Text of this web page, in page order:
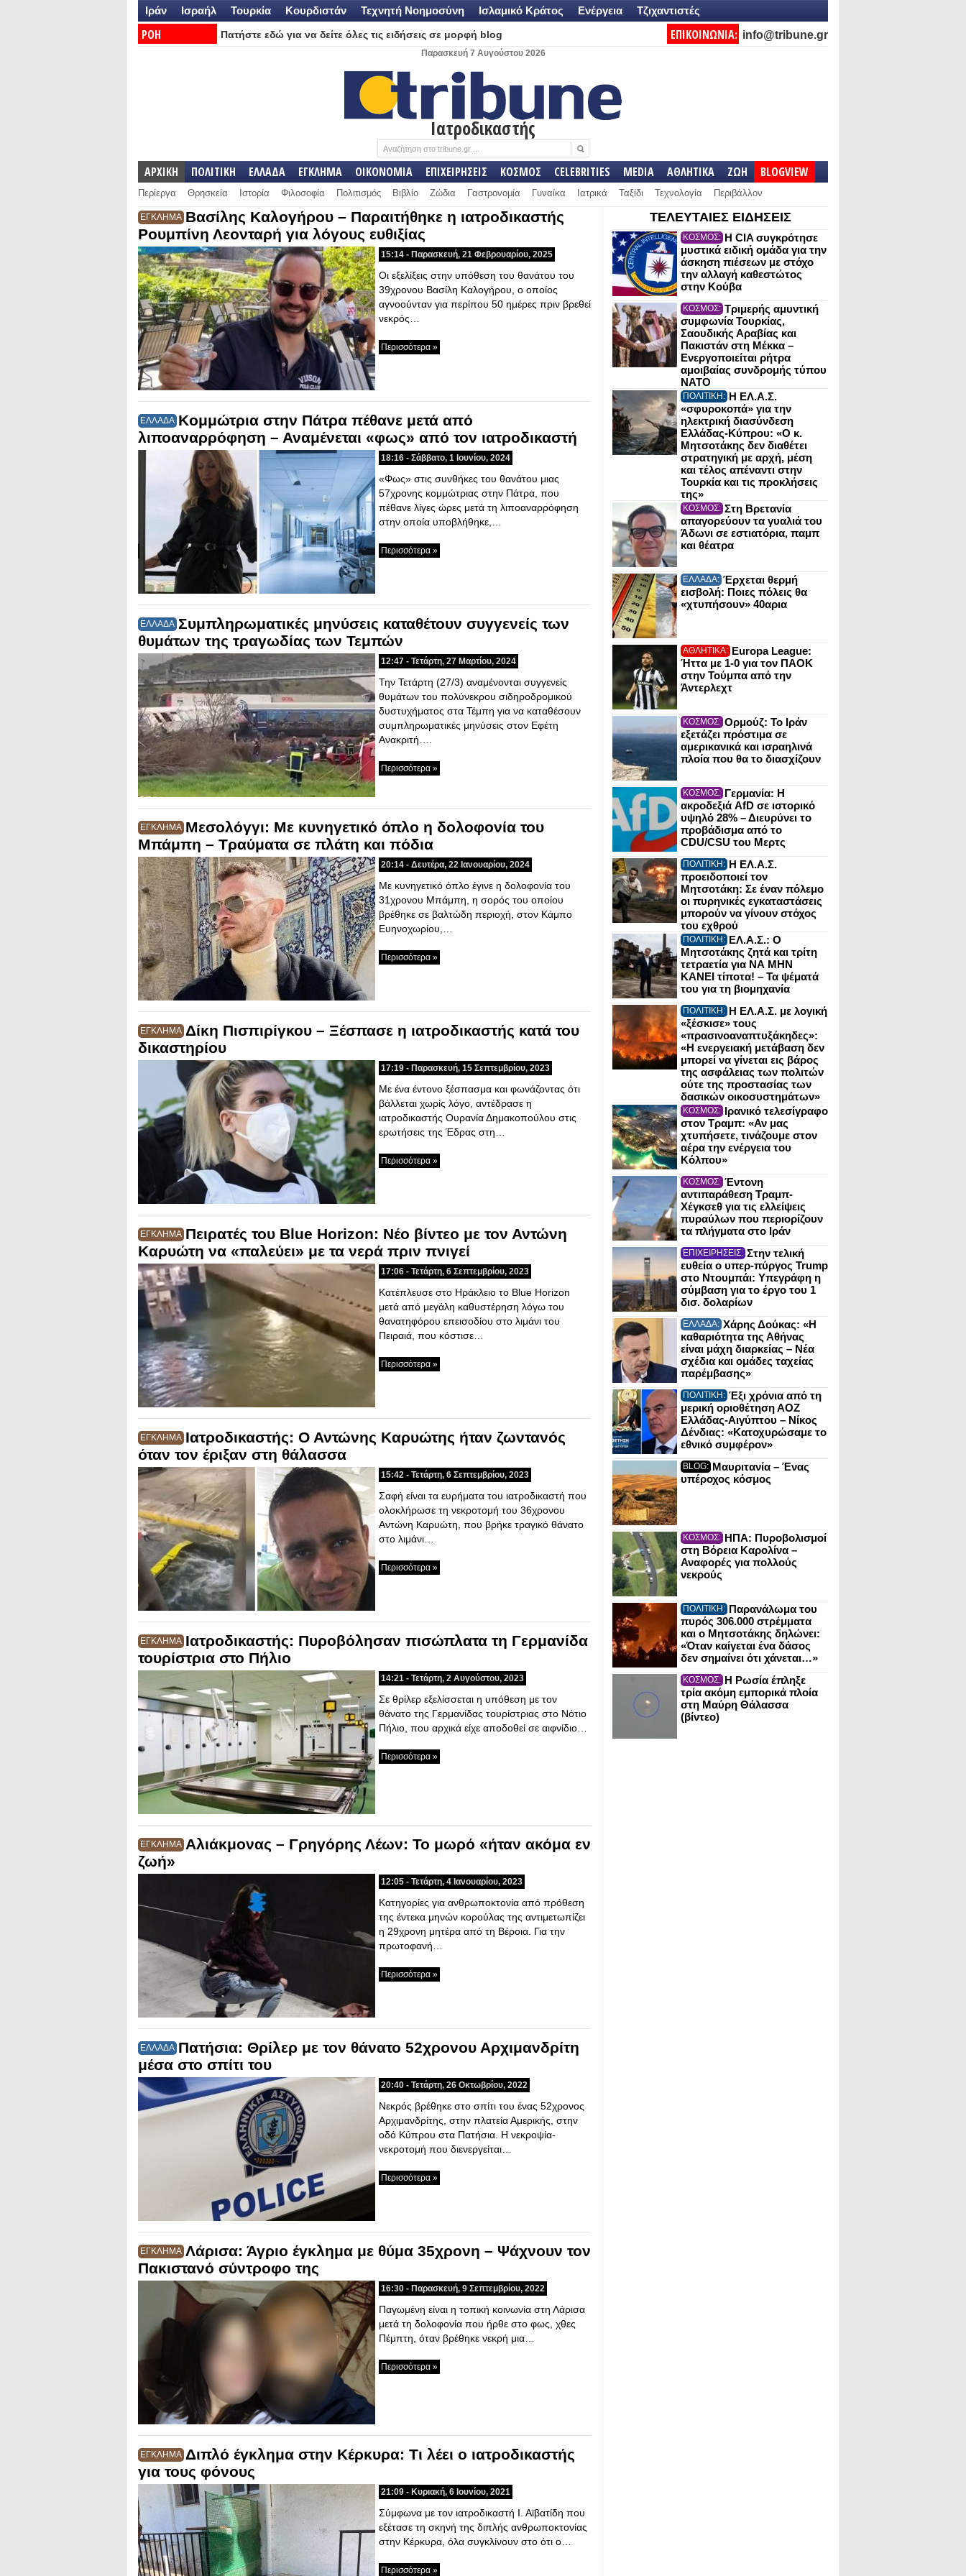
Ιράν Ισραήλ Τουρκία Κουρδιστάν Τεχνητή Νοημοσύνη Ισλαμικό Κράτος Ενέργεια Τζιχαντιστές
ΡΟΗ
Πατήστε εδώ για να δείτε όλες τις ειδήσεις σε μορφή blog ΕΠΙΚΟΙΝΩΝΙΑ: info@tribune.gr
Παρασκευή 7 Αυγούστου 2026
Ιατροδικαστής
ΑΡΧΙΚΗ ΠΟΛΙΤΙΚΗ ΕΛΛΑΔΑ ΕΓΚΛΗΜΑ ΟΙΚΟΝΟΜΙΑ ΕΠΙΧΕΙΡΗΣΕΙΣ ΚΟΣΜΟΣ CELEBRITIES MEDIA ΑΘΛΗΤΙΚΑ ΖΩΗ BLOGVIEW
Περίεργα Θρησκεία Ιστορία Φιλοσοφία Πολιτισμός Βιβλίο Ζώδια Γαστρονομία Γυναίκα Ιατρικά Ταξίδι Τεχνολογία Περιβάλλον
ΕΓΚΛΗΜΑ Βασίλης Καλογήρου – Παραιτήθηκε η ιατροδικαστής
Ρουμπίνη Λεονταρή για λόγους ευθιξίας
15:14 - Παρασκευή, 21 Φεβρουαρίου, 2025
Οι εξελίξεις στην υπόθεση του θανάτου του
39χρονου Βασίλη Καλογήρου, ο οποίος
αγνοούνταν για περίπου 50 ημέρες πριν βρεθεί
νεκρός…
Περισσότερα »
ΕΛΛΑΔΑ Κομμώτρια στην Πάτρα πέθανε μετά από
λιποαναρρόφηση – Αναμένεται «φως» από τον ιατροδικαστή
18:16 - Σάββατο, 1 Ιουνίου, 2024
«Φως» στις συνθήκες του θανάτου μιας
57χρονης κομμώτριας στην Πάτρα, που
πέθανε λίγες ώρες μετά τη λιποαναρρόφηση
στην οποία υποβλήθηκε,…
Περισσότερα »
ΕΛΛΑΔΑ Συμπληρωματικές μηνύσεις καταθέτουν συγγενείς των
θυμάτων της τραγωδίας των Τεμπών
12:47 - Τετάρτη, 27 Μαρτίου, 2024
Την Τετάρτη (27/3) αναμένονται συγγενείς
θυμάτων του πολύνεκρου σιδηροδρομικού
δυστυχήματος στα Τέμπη για να καταθέσουν
συμπληρωματικές μηνύσεις στον Εφέτη
Ανακριτή….
Περισσότερα »
ΕΓΚΛΗΜΑ Μεσολόγγι: Με κυνηγετικό όπλο η δολοφονία του
Μπάμπη – Τραύματα σε πλάτη και πόδια
20:14 - Δευτέρα, 22 Ιανουαρίου, 2024
Με κυνηγετικό όπλο έγινε η δολοφονία του
31χρονου Μπάμπη, η σορός του οποίου
βρέθηκε σε βαλτώδη περιοχή, στον Κάμπο
Ευηνοχωρίου,…
Περισσότερα »
ΕΓΚΛΗΜΑ Δίκη Πισπιρίγκου – Ξέσπασε η ιατροδικαστής κατά του
δικαστηρίου
17:19 - Παρασκευή, 15 Σεπτεμβρίου, 2023
Με ένα έντονο ξέσπασμα και φωνάζοντας ότι
βάλλεται χωρίς λόγο, αντέδρασε η
ιατροδικαστής Ουρανία Δημακοπούλου στις
ερωτήσεις της Έδρας στη…
Περισσότερα »
ΕΓΚΛΗΜΑ Πειρατές του Blue Horizon: Νέο βίντεο με τον Αντώνη
Καρυώτη να «παλεύει» με τα νερά πριν πνιγεί
17:06 - Τετάρτη, 6 Σεπτεμβρίου, 2023
Κατέπλευσε στο Ηράκλειο το Blue Horizon
μετά από μεγάλη καθυστέρηση λόγω του
θανατηφόρου επεισοδίου στο λιμάνι του
Πειραιά, που κόστισε…
Περισσότερα »
ΕΓΚΛΗΜΑ Ιατροδικαστής: Ο Αντώνης Καρυώτης ήταν ζωντανός
όταν τον έριξαν στη θάλασσα
15:42 - Τετάρτη, 6 Σεπτεμβρίου, 2023
Σαφή είναι τα ευρήματα του ιατροδικαστή που
ολοκλήρωσε τη νεκροτομή του 36χρονου
Αντώνη Καρυώτη, που βρήκε τραγικό θάνατο
στο λιμάνι…
Περισσότερα »
ΕΓΚΛΗΜΑ Ιατροδικαστής: Πυροβόλησαν πισώπλατα τη Γερμανίδα
τουρίστρια στο Πήλιο
14:21 - Τετάρτη, 2 Αυγούστου, 2023
Σε θρίλερ εξελίσσεται η υπόθεση με τον
θάνατο της Γερμανίδας τουρίστριας στο Νότιο
Πήλιο, που αρχικά είχε αποδοθεί σε αιφνίδιο…
Περισσότερα »
ΕΓΚΛΗΜΑ Αλιάκμονας – Γρηγόρης Λέων: Το μωρό «ήταν ακόμα εν
ζωή»
12:05 - Τετάρτη, 4 Ιανουαρίου, 2023
Κατηγορίες για ανθρωποκτονία από πρόθεση
της έντεκα μηνών κορούλας της αντιμετωπίζει
η 29χρονη μητέρα από τη Βέροια. Για την
πρωτοφανή…
Περισσότερα »
ΕΛΛΑΔΑ Πατήσια: Θρίλερ με τον θάνατο 52χρονου Αρχιμανδρίτη
μέσα στο σπίτι του
20:40 - Τετάρτη, 26 Οκτωβρίου, 2022
Νεκρός βρέθηκε στο σπίτι του ένας 52χρονος
Αρχιμανδρίτης, στην πλατεία Αμερικής, στην
οδό Κύπρου στα Πατήσια. Η νεκροψία-
νεκροτομή που διενεργείται…
Περισσότερα »
ΕΓΚΛΗΜΑ Λάρισα: Άγριο έγκλημα με θύμα 35χρονη – Ψάχνουν τον
Πακιστανό σύντροφο της
16:30 - Παρασκευή, 9 Σεπτεμβρίου, 2022
Παγωμένη είναι η τοπική κοινωνία στη Λάρισα
μετά τη δολοφονία που ήρθε στο φως, χθες
Πέμπτη, όταν βρέθηκε νεκρή μια…
Περισσότερα »
ΕΓΚΛΗΜΑ Διπλό έγκλημα στην Κέρκυρα: Τι λέει ο ιατροδικαστής
για τους φόνους
21:09 - Κυριακή, 6 Ιουνίου, 2021
Σύμφωνα με τον ιατροδικαστή Ι. Αϊβατίδη που
εξέτασε τη σκηνή της διπλής ανθρωποκτονίας
στην Κέρκυρα, όλα συγκλίνουν στο ότι ο…
Περισσότερα »
ΤΕΛΕΥΤΑΙΕΣ ΕΙΔΗΣΕΙΣ
ΚΟΣΜΟΣ: Η CIA συγκρότησε
μυστικά ειδική ομάδα για την
άσκηση πιέσεων με στόχο
την αλλαγή καθεστώτος
στην Κούβα
ΚΟΣΜΟΣ: Τριμερής αμυντική
συμφωνία Τουρκίας,
Σαουδικής Αραβίας και
Πακιστάν στη Μέκκα –
Ενεργοποιείται ρήτρα
αμοιβαίας συνδρομής τύπου
NATO
ΠΟΛΙΤΙΚΗ: Η ΕΛ.Α.Σ.
«σφυροκοπά» για την
ηλεκτρική διασύνδεση
Ελλάδας-Κύπρου: «Ο κ.
Μητσοτάκης δεν διαθέτει
στρατηγική με αρχή, μέση
και τέλος απέναντι στην
Τουρκία και τις προκλήσεις
της»
ΚΟΣΜΟΣ: Στη Βρετανία
απαγορεύουν τα γυαλιά του
Άδωνι σε εστιατόρια, παμπ
και θέατρα
ΕΛΛΑΔΑ: Έρχεται θερμή
εισβολή: Ποιες πόλεις θα
«χτυπήσουν» 40αρια
ΑΘΛΗΤΙΚΑ: Europa League:
Ήττα με 1-0 για τον ΠΑΟΚ
στην Τούμπα από την
Άντερλεχτ
ΚΟΣΜΟΣ: Ορμούζ: Το Ιράν
εξετάζει πρόστιμα σε
αμερικανικά και ισραηλινά
πλοία που θα το διασχίζουν
ΚΟΣΜΟΣ: Γερμανία: Η
ακροδεξιά AfD σε ιστορικό
υψηλό 28% – Διευρύνει το
προβάδισμα από το
CDU/CSU του Μερτς
ΠΟΛΙΤΙΚΗ: Η ΕΛ.Α.Σ.
προειδοποιεί τον
Μητσοτάκη: Σε έναν πόλεμο
οι πυρηνικές εγκαταστάσεις
μπορούν να γίνουν στόχος
του εχθρού
ΠΟΛΙΤΙΚΗ: ΕΛ.Α.Σ.: Ο
Μητσοτάκης ζητά και τρίτη
τετραετία για ΝΑ ΜΗΝ
ΚΑΝΕΙ τίποτα! – Τα ψέματά
του για τη βιομηχανία
ΠΟΛΙΤΙΚΗ: Η ΕΛ.Α.Σ. με λογική
«ξέσκισε» τους
«πρασινοαναπτυξάκηδες»:
«Η ενεργειακή μετάβαση δεν
μπορεί να γίνεται εις βάρος
της ασφάλειας των πολιτών
ούτε της προστασίας των
δασικών οικοσυστημάτων»
ΚΟΣΜΟΣ: Ιρανικό τελεσίγραφο
στον Τραμπ: «Αν μας
χτυπήσετε, τινάζουμε στον
αέρα την ενέργεια του
Κόλπου»
ΚΟΣΜΟΣ: Έντονη
αντιπαράθεση Τραμπ-
Χέγκσεθ για τις ελλείψεις
πυραύλων που περιορίζουν
τα πλήγματα στο Ιράν
ΕΠΙΧΕΙΡΗΣΕΙΣ: Στην τελική
ευθεία ο υπερ-πύργος Trump
στο Ντουμπάι: Υπεγράφη η
σύμβαση για το έργο του 1
δισ. δολαρίων
ΕΛΛΑΔΑ: Χάρης Δούκας: «Η
καθαριότητα της Αθήνας
είναι μάχη διαρκείας – Νέα
σχέδια και ομάδες ταχείας
παρέμβασης»
ΠΟΛΙΤΙΚΗ: Έξι χρόνια από τη
μερική οριοθέτηση ΑΟΖ
Ελλάδας-Αιγύπτου – Νίκος
Δένδιας: «Κατοχυρώσαμε το
εθνικό συμφέρον»
BLOG: Μαυριτανία – Ένας
υπέροχος κόσμος
ΚΟΣΜΟΣ: ΗΠΑ: Πυροβολισμοί
στη Βόρεια Καρολίνα –
Αναφορές για πολλούς
νεκρούς
ΠΟΛΙΤΙΚΗ: Παρανάλωμα του
πυρός 306.000 στρέμματα
και ο Μητσοτάκης δηλώνει:
«Όταν καίγεται ένα δάσος
δεν σημαίνει ότι χάνεται…»
ΚΟΣΜΟΣ: Η Ρωσία έπληξε
τρία ακόμη εμπορικά πλοία
στη Μαύρη Θάλασσα
(βίντεο)